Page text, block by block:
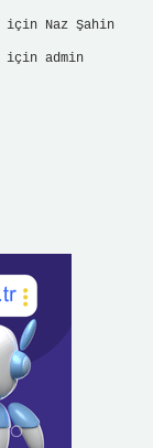
için Naz Şahin
için admin